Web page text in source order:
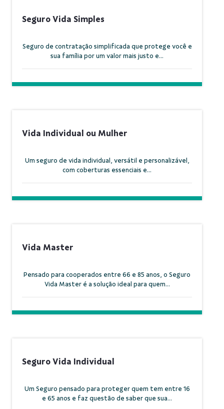
Seguro Vida Simples
Seguro de contratação simplificada que protege você e
sua família por um valor mais justo e...
Vida Individual ou Mulher
Um seguro de vida individual, versátil e personalizável,
com coberturas essenciais e...
Vida Master
Pensado para cooperados entre 66 e 85 anos, o Seguro
Vida Master é a solução ideal para quem...
Seguro Vida Individual
Um Seguro pensado para proteger quem tem entre 16
e 65 anos e faz questão de saber que sua...